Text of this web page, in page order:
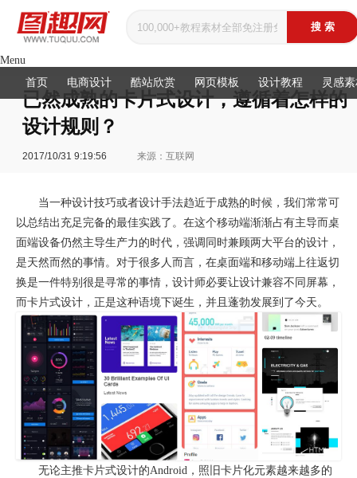
Menu
首页
电商设计 酷站欣赏 网页模板 设计教程 灵感
已然成熟的卡片式设计，遵循着怎样的
设计规则？
2017/10/31 9:19:56 来源：互联网
当一种设计技巧或者设计手法趋近于成熟的时候，我们常常可
以总结出充足完备的最佳实践了。在这个移动端渐渐占有主导而桌
面端设备仍然主导生产力的时代，强调同时兼顾两大平台的设计，
是天然而然的事情。对于很多人而言，在桌面端和移动端上往返切
换是一件特别很是寻常的事情，设计师必要让设计兼容不同屏幕，
而卡片式设计，正是这种语境下诞生，并且蓬勃发展到了今天。
无论主推卡片式设计的Android，照旧卡片化元素越来越多的